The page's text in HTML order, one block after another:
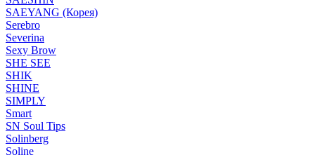
SAEYANG (Корея)
Serebro
Severina
Sexy Brow
SHE SEE
SHIK
SHINE
SIMPLY
Smart
SN Soul Tips
Solinberg
Soline